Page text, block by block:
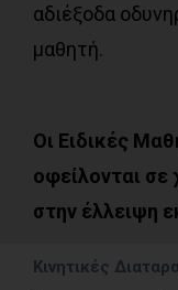
αδιέξοδα
μαθητή.
Οι Ειδικές
οφείλονται σε
στην έλλειψη
Κινητικές